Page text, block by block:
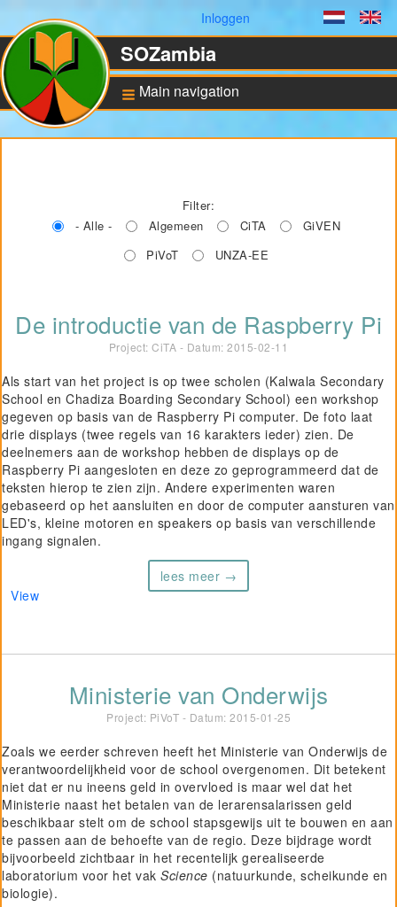
Dutch
Gebruikersmenu
Inloggen
SOZambia
Main navigation
Educatie en sociale
status
Training
Computers in Technical
Applications
Project UNZA Electrical
Engineering
Project GiVEN
Filter:
- Alle -
Algemeen CiTA
GiVEN
PiVoT
UNZA-EE
De introductie van de Raspberry Pi
Project: CiTA - Datum:2015-02-11
Als start van het project is op twee scholen (Kalwala Secondary
School en Chadiza Boarding Secondary School) een workshop
gegeven op basis van de Raspberry Pi computer. De foto laat
drie displays (twee regels van 16 karakters ieder) zien. De
deelnemers aan de workshop hebben de displays op de
Raspberry Pi aangesloten en deze zo geprogrammeerd dat de
teksten hierop te zien zijn. Andere experimenten waren
gebaseerd op het aansluiten en door de computer aansturen van
LED's, kleine motoren en speakers op basis van verschillende
ingang signalen.
lees meer →
View
Ministerie van Onderwijs
Project: PiVoT - Datum: 2015-01-25
Zoals we eerder schreven heeft het Ministerie van Onderwijs de
verantwoordelijkheid voor de school overgenomen. Dit betekent
niet dat er nu ineens geld in overvloed is maar wel dat het
Ministerie naast het betalen van de lerarensalarissen geld
beschikbaar stelt om de school stapsgewijs uit te bouwen en aan
te passen aan de behoefte van de regio. Deze bijdrage wordt
bijvoorbeeld zichtbaar in het recentelijk gerealiseerde
laboratorium voor het vak Science (natuurkunde, scheikunde en
biologie).